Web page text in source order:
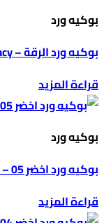
بوكيه ورد
بوكيه ورد الرقة – A bouquet of elegance and delicacy
قراءة المزيد
بوكيه ورد
بوكيه ورد اخضر 05 – A bouquet of green flowers
قراءة المزيد